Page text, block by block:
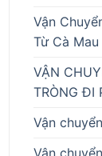
Vận
Từ Cà
VẬN
TRÒNG ĐI
Vận
Vận